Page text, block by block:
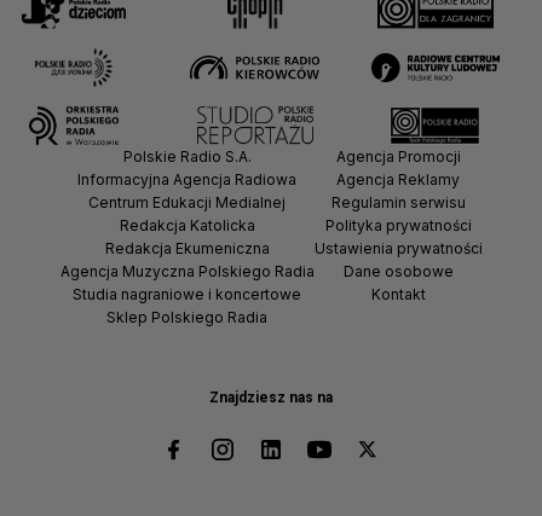
Znajdziesz nas na
Polskie Radio S.A.
Informacyjna Agencja Radiowa
Centrum Edukacji Medialnej
Redakcja Katolicka
Redakcja Ekumeniczna
Agencja Muzyczna Polskiego Radia
Studia nagraniowe i koncertowe
Sklep Polskiego Radia
Agencja Promocji
Agencja Reklamy
Regulamin serwisu
Polityka prywatności
Ustawienia prywatności
Dane osobowe
Kontakt